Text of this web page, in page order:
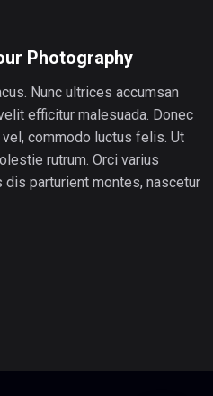
Photography
Nunc ultrices accumsan
efficitur malesuada. Donec
commodo luctus felis. Ut
rutrum. Orci varius
parturient montes, nascetur